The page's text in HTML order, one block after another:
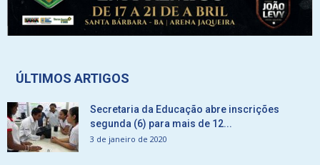
ÚLTIMOS ARTIGOS
Secretaria da Educação abre inscrições
segunda (6) para mais de 12...
3 de janeiro de 2020